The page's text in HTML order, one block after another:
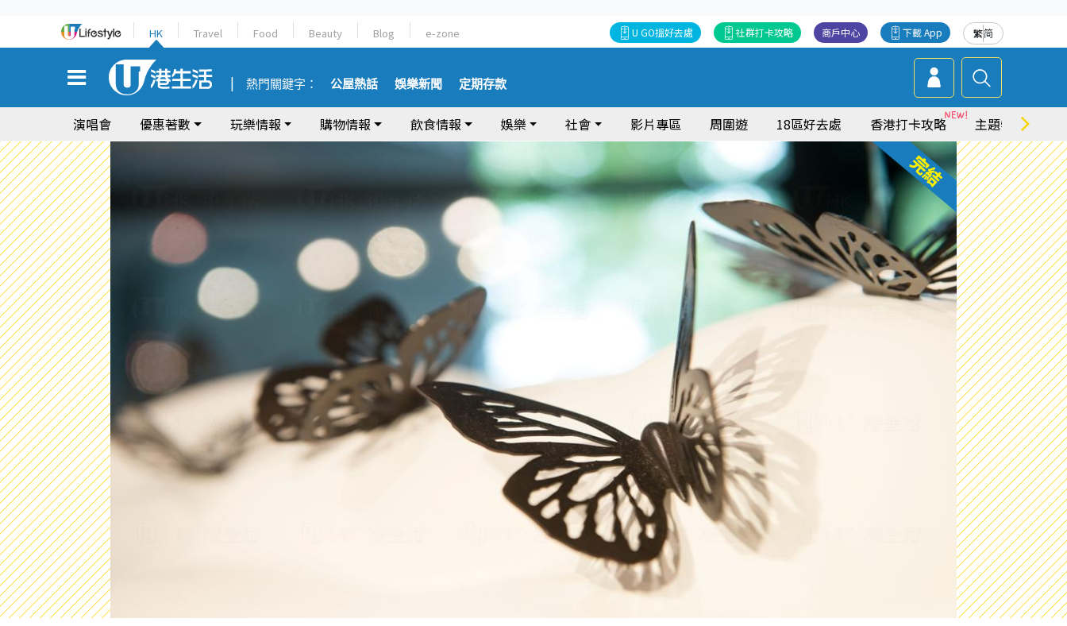
HK Travel Food Beauty Blog e-zone 繁简
下載 App
商戶中心
社群打卡攻略
U GO搵好去處
熱門關鍵字： 公屋熱話 娛樂新聞 定期存款
演唱會 優惠著數 玩樂情報 購物情報 飲食情報 娛樂 社會 影片專區 周圍遊 18區好去處 香港打卡攻略 主題特集